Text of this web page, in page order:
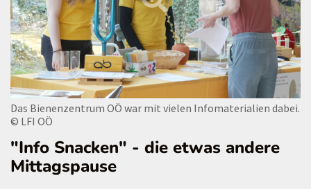
Das Bienenzentrum OÖ war mit vielen Infomaterialien dabei.
© LFI OÖ
"Info Snacken" - die etwas andere
Mittagspause